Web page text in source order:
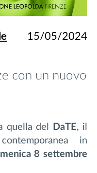
15/05/2024
con un nuovo
quella del DaTE, il
in
8 settembre